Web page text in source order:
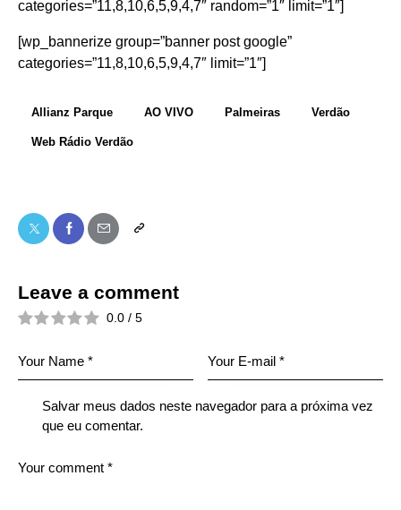
categories=”11,8,10,6,5,9,4,7″ random=”1″ limit=”1″]
[wp_bannerize group=”banner post google”
categories=”11,8,10,6,5,9,4,7″ limit=”1″]
Allianz Parque AO VIVO Palmeiras Verdão
Web Rádio Verdão
Leave a comment
0.0 / 5
Salvar meus dados neste navegador para a próxima vez
que eu comentar.